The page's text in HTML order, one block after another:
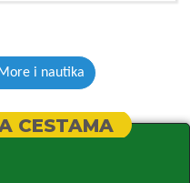
i nautika
CESTAMA